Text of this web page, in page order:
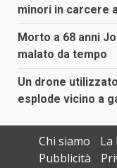
minori in carcere
Morto a 68 anni
malato da tempo
Un drone
esplode vicino a
Chi siamo
La
Pubblicità